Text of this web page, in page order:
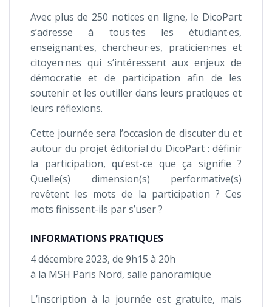
Avec plus de 250 notices en ligne, le DicoPart
s’adresse à tous·tes les étudiant·es,
enseignant·es, chercheur·es, praticien·nes et
citoyen·nes qui s’intéressent aux enjeux de
démocratie et de participation afin de les
soutenir et les outiller dans leurs pratiques et
leurs réflexions.
Cette journée sera l’occasion de discuter du et
autour du projet éditorial du DicoPart : définir
la participation, qu’est-ce que ça signifie ?
Quelle(s) dimension(s) performative(s)
revêtent les mots de la participation ? Ces
mots finissent-ils par s’user ?
INFORMATIONS PRATIQUES
4 décembre 2023, de 9h15 à 20h
à la MSH Paris Nord, salle panoramique
L’inscription à la journée est gratuite, mais